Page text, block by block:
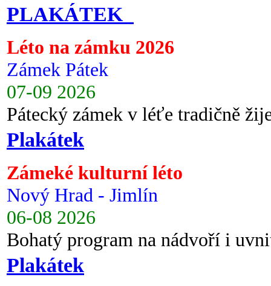
PLAKÁTEK
Léto na zámku 2026
Zámek Pátek
07-09 2026
Pátecký zámek v léťe tradičně
Plakátek
Zámeké kulturní léto
Nový Hrad - Jimlín
06-08 2026
Bohatý program na nádvoří i
Plakátek